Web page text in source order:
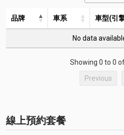
品牌 車系 車型(引
No data
Showing 0 to 0
Previous
線上預約套餐